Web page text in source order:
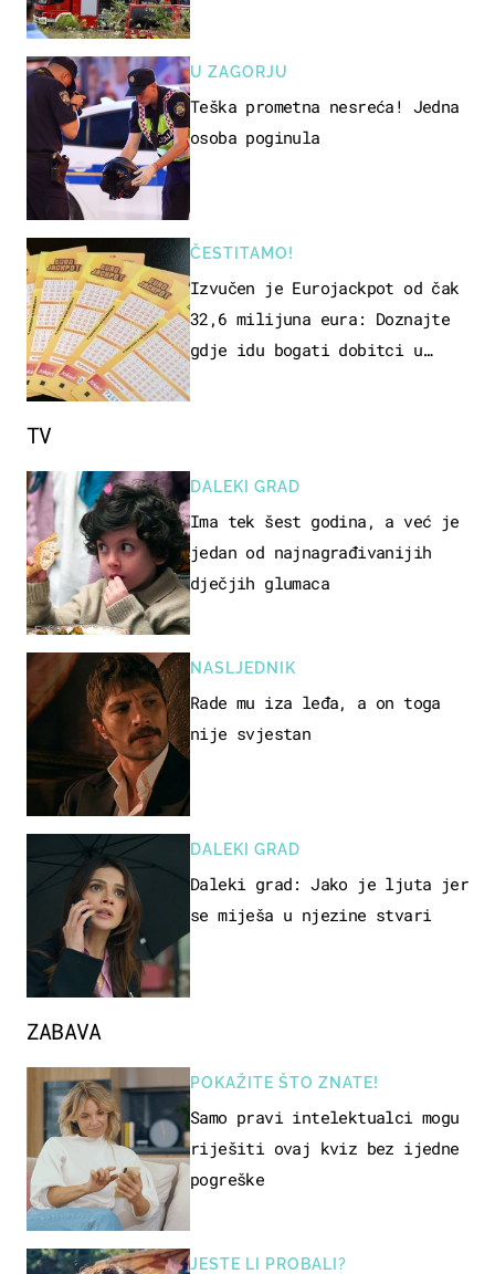
U ZAGORJU
Teška prometna nesreća! Jedna
osoba poginula
ČESTITAMO!
Izvučen je Eurojackpot od čak
32,6 milijuna eura: Doznajte
gdje idu bogati dobitci u
ZABAVA
POKAŽITE ŠTO ZNATE!
Samo pravi intelektualci mogu
riješiti ovaj kviz bez ijedne
pogreške
JESTE LI PROBALI?
TV
DALEKI GRAD
Ima tek šest godina, a već je
jedan od najnagrađivanijih
dječjih glumaca
NASLJEDNIK
Rade mu iza leđa, a on toga
nije svjestan
DALEKI GRAD
Daleki grad: Jako je ljuta jer
se miješa u njezine stvari